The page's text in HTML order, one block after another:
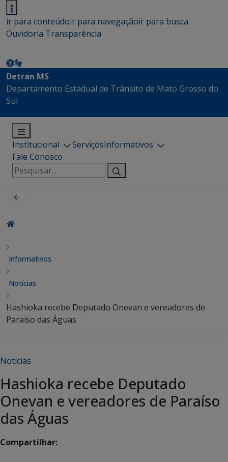
ir para conteúdoir para navegaçãoir para busca
Ouvidoria Transparência
Detran MS
Departamento Estadual de Trânsito de Mato Grosso do
Sul
Institucional ServiçosInformativos
Fale Conosco
Pesquisar
por:
Informativos
Notícias
Hashioka recebe Deputado Onevan e vereadores de
Paraíso das Águas
Notícias
Hashioka recebe Deputado
Onevan e vereadores de Paraíso
das Águas
Compartilhar: